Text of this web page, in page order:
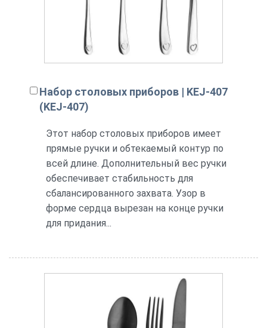
Набор столовых приборов | KEJ-407
(KEJ-407)
Этот набор столовых приборов имеет
прямые ручки и обтекаемый контур по
всей длине. Дополнительный вес ручки
обеспечивает стабильность для
сбалансированного захвата. Узор в
форме сердца вырезан на конце ручки
для придания...